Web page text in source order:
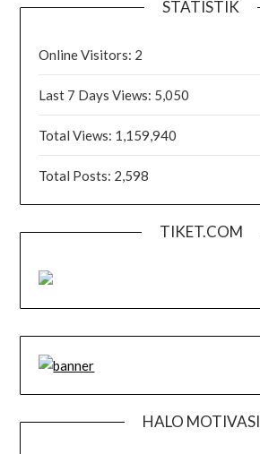
STATISTIK
Online Visitors: 2
Last 7 Days Views: 5,050
Total Views: 1,159,940
Total Posts: 2,598
TIKET.COM
HALO MOTIVASI